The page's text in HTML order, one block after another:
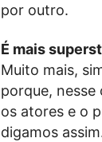
por outro.
É mais
Muito mais,
porque,
os atores e o
digamos